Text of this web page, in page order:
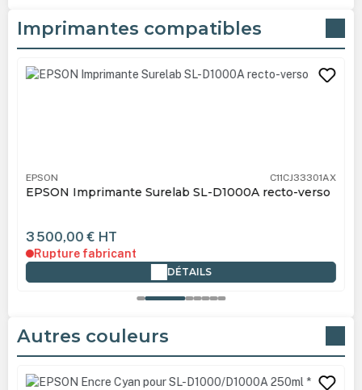
Imprimantes compatibles
Ignorer la galerie de produits
EPSON C11CJ33301AX
EPSON Imprimante Surelab SL-D1000A recto-verso
3 500,00 € HT
Rupture fabricant
DÉTAILS
Autres couleurs
Ignorer la galerie de produits